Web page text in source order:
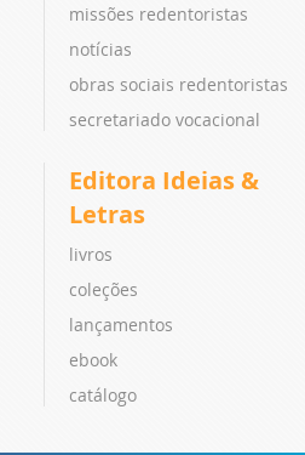
missões redentoristas
notícias
obras sociais redentoristas
secretariado vocacional
Editora Ideias &
Letras
livros
coleções
lançamentos
ebook
catálogo